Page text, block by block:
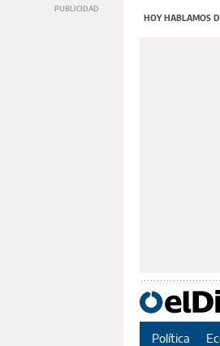
HOY HABLAMOS
Política